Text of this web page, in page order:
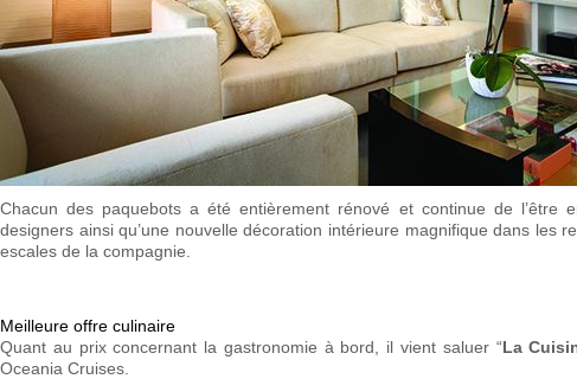
Chacun des paquebots a été entièrement rénové et continue de
designers ainsi qu’une nouvelle décoration intérieure magnifique dans les
escales de la compagnie.
Meilleure offre culinaire
Quant au prix concernant la gastronomie à bord, il vient saluer “La
Oceania Cruises.